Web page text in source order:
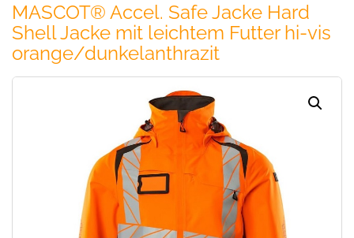
MASCOT® Accel. Safe Jacke Hard
Shell Jacke mit leichtem Futter hi-vis
orange/dunkelanthrazit